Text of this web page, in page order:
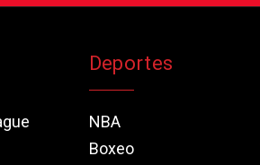
Deportes
NBA
Boxeo